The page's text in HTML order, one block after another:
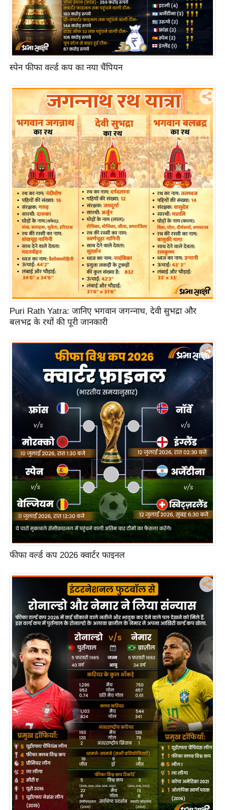
ष
ण
स
म
सा
म
यि
मा
तृ
भू
मि
स्तं
भ
आ
आ
.
चा
प
र
स
मी
क्षा
ध
ज्यो
प्र
भु
हि
मा
/
ध
र्म
व्र
त
हा
र
रा
शि
फ
ल
वि
शे
ष
वि
श्ले
ष
स्पेन फीफा वर्ल्ड कप का नया चैंपियन
Puri Rath Yatra: जानिए भगवान जगन्नाथ, देवी सुभद्रा और
बलभद्र के रथों की पूरी जानकारी
फीफा वर्ल्ड कप 2026 क्वार्टर फाइनल